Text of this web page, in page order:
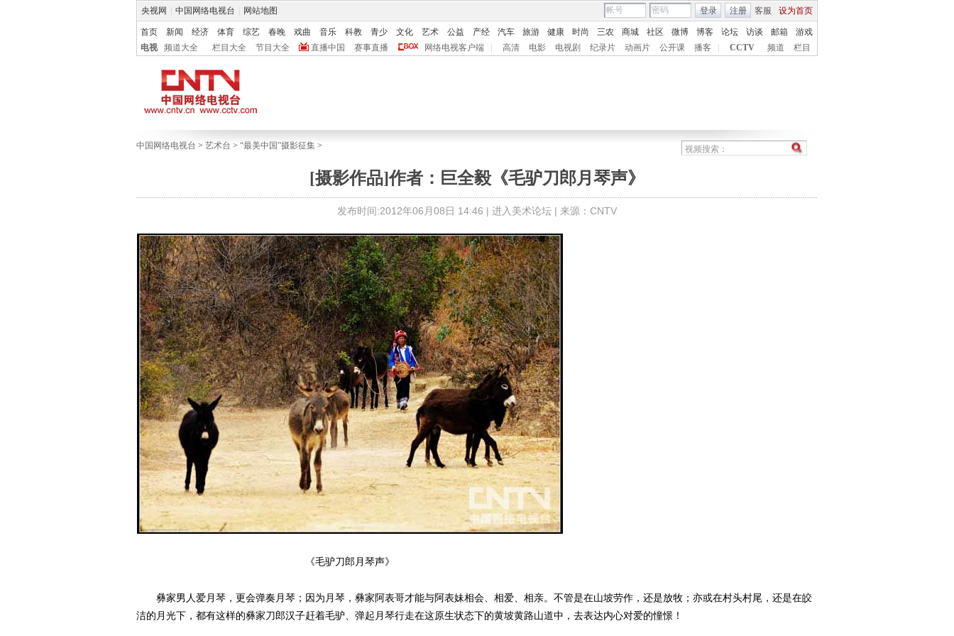
央视网 中国网络电视台 网站地图 客服 设为首页
登录 注册
首页 新闻 经济 体育 综艺 春晚 戏曲 音乐 科教 青少 文化 艺术 公益 产经 汽车 旅游 健康 时尚 三农 商城 社区 微博 博客 论坛 访谈 邮箱
游戏
电视
频道大全 栏目大全 节目大全 直播中国 赛事直播 网络电视客户端 高清 电影 电视剧 纪录片 动画片 公开课 播客 CCTV 频道 栏目
中国网络电视台 > 艺术台 > “最美中国”摄影征集 >
[摄影作品]作者：巨全毅《毛驴刀郎月琴声》
发布时间:2012年06月08日 14:46 | 进入美术论坛 | 来源：CNTV
《毛驴刀郎月琴声》
彝家男人爱月琴，更会弹奏月琴；因为月琴，彝家阿表哥才能与阿表妹相会、相爱、相亲。不管是在山坡劳作，还是放牧；亦或在村头村尾，还是在皎
洁的月光下，都有这样的彝家刀郎汉子赶着毛驴、弹起月琴行走在这原生状态下的黄坡黄路山道中，去表达内心对爱的憧憬！